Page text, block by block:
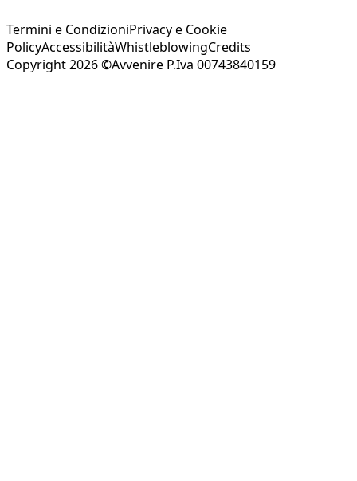
Termini e CondizioniPrivacy e Cookie
PolicyAccessibilitàWhistleblowingCredits
Copyright 2026 ©Avvenire P.Iva 00743840159